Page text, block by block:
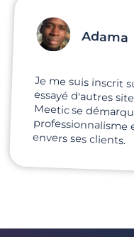
Adama
Je me suis inscrit
essayé d'autres
Meetic se
envers ses clients.